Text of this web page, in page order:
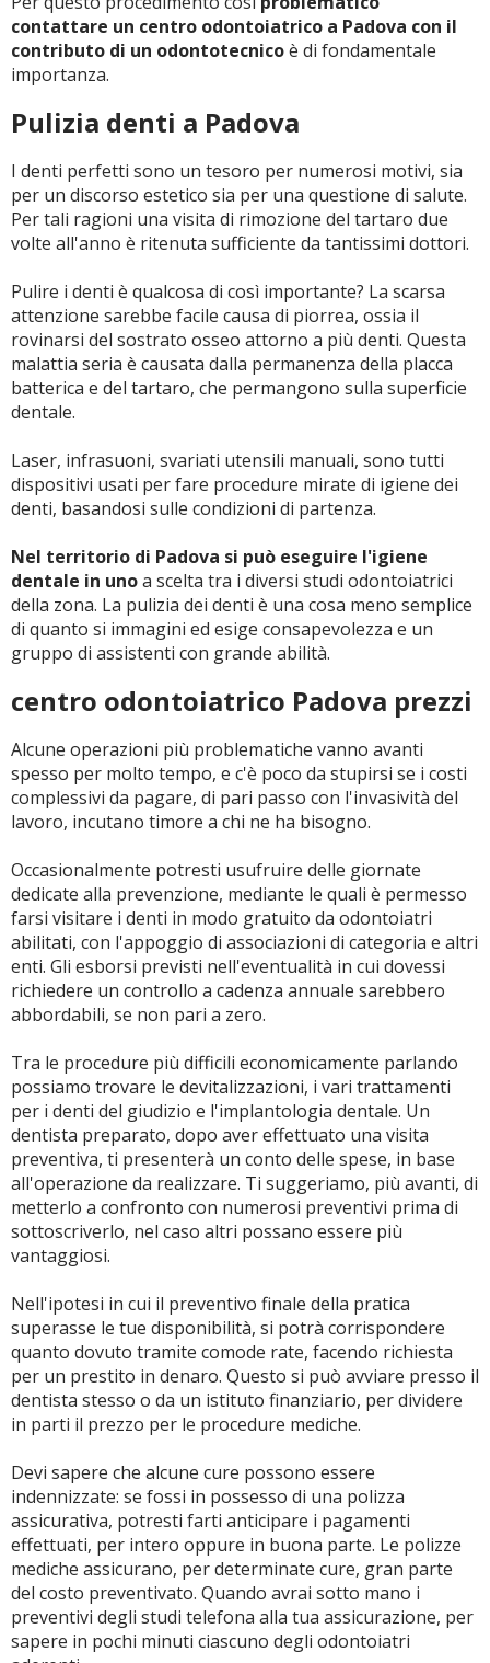
contattare un centro odontoiatrico a Padova con il
contributo di un odontotecnicoè di fondamentale
importanza.
Pulizia denti a Padova
I denti perfetti sono un tesoro per numerosi motivi, sia
per un discorso estetico sia per una questione di salute.
Per tali ragioni una visita di rimozione del tartaro due
volte all'anno è ritenuta sufficiente da tantissimi dottori.
Pulire i denti è qualcosa di così importante? La scarsa
attenzione sarebbe facile causa di piorrea, ossia il
rovinarsi del sostrato osseo attorno a più denti. Questa
malattia seria è causata dalla permanenza della placca
batterica e del tartaro, che permangono sulla superficie
dentale.
Laser, infrasuoni, svariati utensili manuali, sono tutti
dispositivi usati per fare procedure mirate di igiene dei
denti, basandosi sulle condizioni di partenza.
Nel territorio di Padova si può eseguire l'igiene
dentale in unoa scelta tra i diversi studi odontoiatrici
della zona. La pulizia dei denti è una cosa meno semplice
di quanto si immagini ed esige consapevolezza e un
gruppo di assistenti con grande abilità.
centro odontoiatrico Padova prezzi
Alcune operazioni più problematiche vanno avanti
spesso per molto tempo, e c'è poco da stupirsi se i costi
complessivi da pagare, di pari passo con l'invasività del
lavoro, incutano timore a chi ne ha bisogno.
Occasionalmente potresti usufruire delle giornate
dedicate alla prevenzione, mediante le quali è permesso
farsi visitare i denti in modo gratuito da odontoiatri
abilitati, con l'appoggio di associazioni di categoria e altri
enti. Gli esborsi previsti nell'eventualità in cui dovessi
richiedere un controllo a cadenza annuale sarebbero
abbordabili, se non pari a zero.
Tra le procedure più difficili economicamente parlando
possiamo trovare le devitalizzazioni, i vari trattamenti
per i denti del giudizio e l'implantologia dentale. Un
dentista preparato, dopo aver effettuato una visita
preventiva, ti presenterà un conto delle spese, in base
all'operazione da realizzare. Ti suggeriamo, più avanti, di
metterlo a confronto con numerosi preventivi prima di
sottoscriverlo, nel caso altri possano essere più
vantaggiosi.
Nell'ipotesi in cui il preventivo finale della pratica
superasse le tue disponibilità, si potrà corrispondere
quanto dovuto tramite comode rate, facendo richiesta
per un prestito in denaro. Questo si può avviare presso il
dentista stesso o da un istituto finanziario, per dividere
in parti il prezzo per le procedure mediche.
Devi sapere che alcune cure possono essere
indennizzate: se fossi in possesso di una polizza
assicurativa, potresti farti anticipare i pagamenti
effettuati, per intero oppure in buona parte. Le polizze
mediche assicurano, per determinate cure, gran parte
del costo preventivato. Quando avrai sotto mano i
preventivi degli studi telefona alla tua assicurazione, per
sapere in pochi minuti ciascuno degli odontoiatri